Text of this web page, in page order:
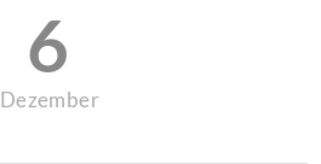
6
Dezember